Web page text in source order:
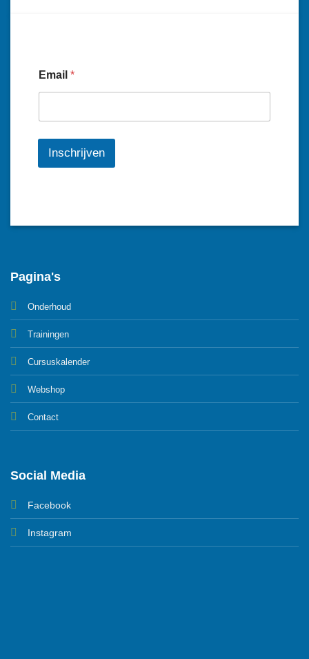
Email *
Inschrijven
Pagina's
Onderhoud
Trainingen
Cursuskalender
Webshop
Contact
Social Media
Facebook
Instagram